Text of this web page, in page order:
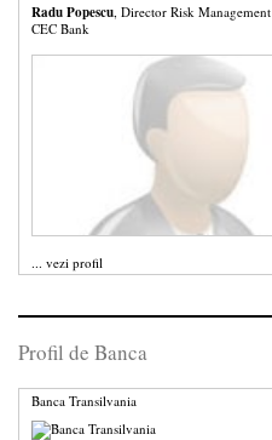
Radu Popescu , Director Risk Management
CEC Bank
... vezi profil
Profil de Banca
Banca Transilvania